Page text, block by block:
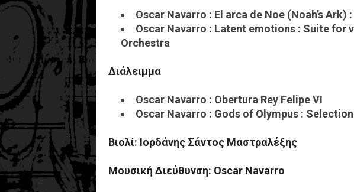
Oscar Navarro : El arca de Noe (Noah’s Ark)
Oscar Navarro : Latent emotions : Suite for
Orchestra
Διάλειμμα
Oscar Navarro : Obertura Rey Felipe VI
Oscar Navarro : Gods of Olympus :
Βιολί: Ιορδάνης Σάντος Μαστραλέξης
Μουσική Διεύθυνση: Oscar Navarro